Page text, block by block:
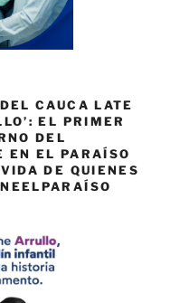
CAUCA LATE
EL PRIMER
DEL
EN EL PARAÍSO
DE QUIENES